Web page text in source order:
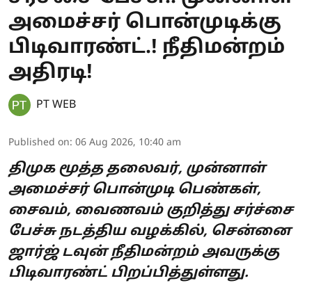
அமைச்சர் பொன்முடிக்கு
பிடிவாரண்ட்.! நீதிமன்றம்
அதிரடி!
PT WEB
Published on: 06 Aug 2026, 10:40 am
திமுக மூத்த தலைவர், முன்னாள்
அமைச்சர் பொன்முடி பெண்கள்,
சைவம், வைணவம் குறித்து சர்ச்சை
பேச்சு நடத்திய வழக்கில், சென்னை
ஜார்ஜ் டவுன் நீதிமன்றம் அவருக்கு
பிடிவாரண்ட் பிறப்பித்துள்ளது.